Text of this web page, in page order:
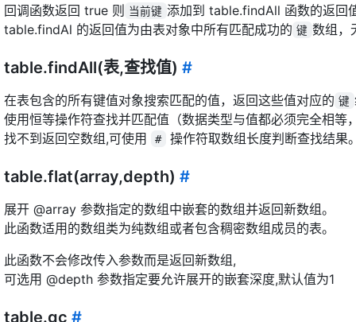
回调函数返回 true 则 当前键 添加到 table.findAll 函数的返回
table.findAl 的返回值为由表对象中所有匹配成功的 键 数组，
table.findAll(表,查找值) #
在表包含的所有键值对象搜索匹配的值，返回这些值对应的 键
使用恒等操作符查找并匹配值（数据类型与值都必须完全相等
找不到返回空数组,可使用
# 操作符取数组长度判断查找结果
table.flat(array,depth) #
展开 @array 参数指定的数组中嵌套的数组并返回新数组。
此函数适用的数组类为纯数组或者包含稠密数组成员的表。
此函数不会修改传入参数而是返回新数组,
可选用 @depth 参数指定要允许展开的嵌套深度,默认值为1
table.gc #